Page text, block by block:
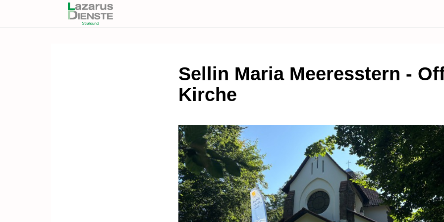
Sellin Maria Meeresstern -
Kirche